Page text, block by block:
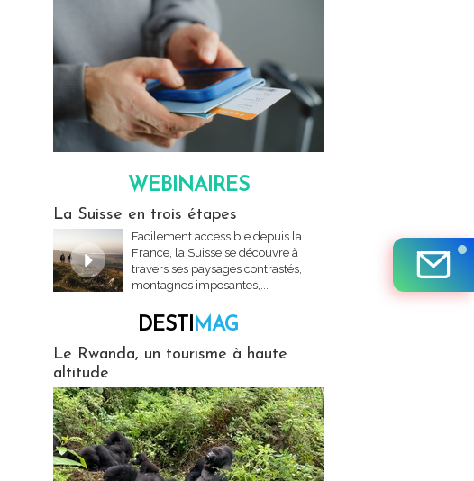
WEBINAIRES
La Suisse en trois étapes
Facilement accessible depuis la
France, la Suisse se découvre à
travers ses paysages contrastés,
montagnes imposantes,...
DESTIMAG
Le Rwanda, un tourisme à haute
altitude